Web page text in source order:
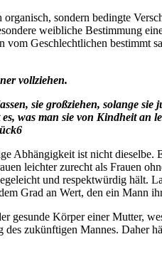
sondern bedingte
weibliche Bestimmung
Geschlechtlichen
vollziehen.
sie großziehen, solange
was man sie von Kindheit
Abhängigkeit ist nicht
leichter zurecht als Frauen
und respektwürdig hält.
Grad an Wert, den ein Mann
gesunde Körper einer Mutter,
zukünftigen Mannes. Daher